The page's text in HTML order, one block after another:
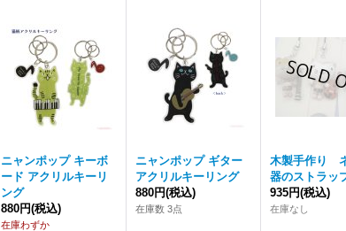
ニャンポップ キーボ
ード アクリルキーリ
ング
880円(税込)
在庫わずか
ニャンポップ ギター
アクリルキーリング
880円(税込)
在庫数 3点
木製手作り
器のストラッ
935円(税込)
在庫なし